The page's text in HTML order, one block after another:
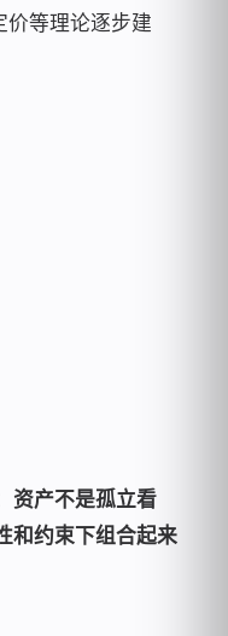
等理论逐步建
资产不是孤立看
和约束下组合起来